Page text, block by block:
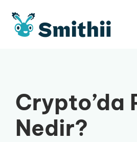
atla
Crypto’da
Nedir?